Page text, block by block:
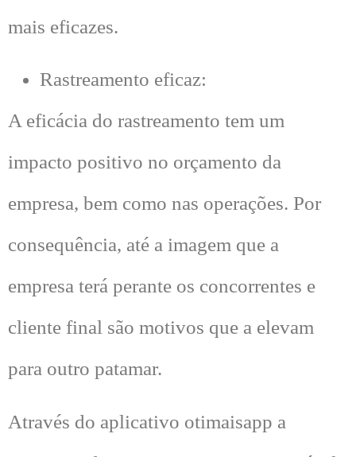
mais eficazes.
Rastreamento eficaz:
A eficácia do rastreamento tem um
impacto positivo no orçamento da
empresa, bem como nas operações. Por
consequência, até a imagem que a
empresa terá perante os concorrentes e
cliente final são motivos que a elevam
para outro patamar.
Através do aplicativo otimaisapp a